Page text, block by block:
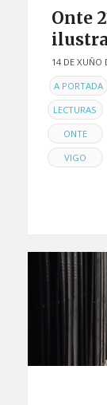
Onte
14 DE XUÑO
ENA PORTADA
LECTURAS ,
ONTE ,
VIGO ,